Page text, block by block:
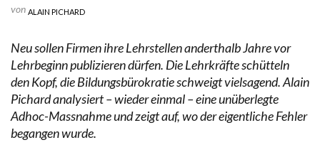
von ALAIN PICHARD
Neu sollen Firmen ihre Lehrstellen anderthalb Jahre vor
Lehrbeginn publizieren dürfen. Die Lehrkräfte schütteln
den Kopf, die Bildungsbürokratie schweigt vielsagend. Alain
Pichard analysiert – wieder einmal – eine unüberlegte
Adhoc-Massnahme und zeigt auf, wo der eigentliche Fehler
begangen wurde.